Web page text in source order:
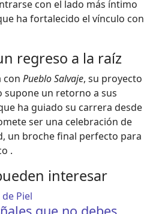
con el lado más íntimo
ha fortalecido el vínculo con
regreso a la raíz
con Pueblo Salvaje, su proyecto
supone un retorno a sus
ha guiado su carrera desde
ser una celebración de
un broche final perfecto para
.
interesar